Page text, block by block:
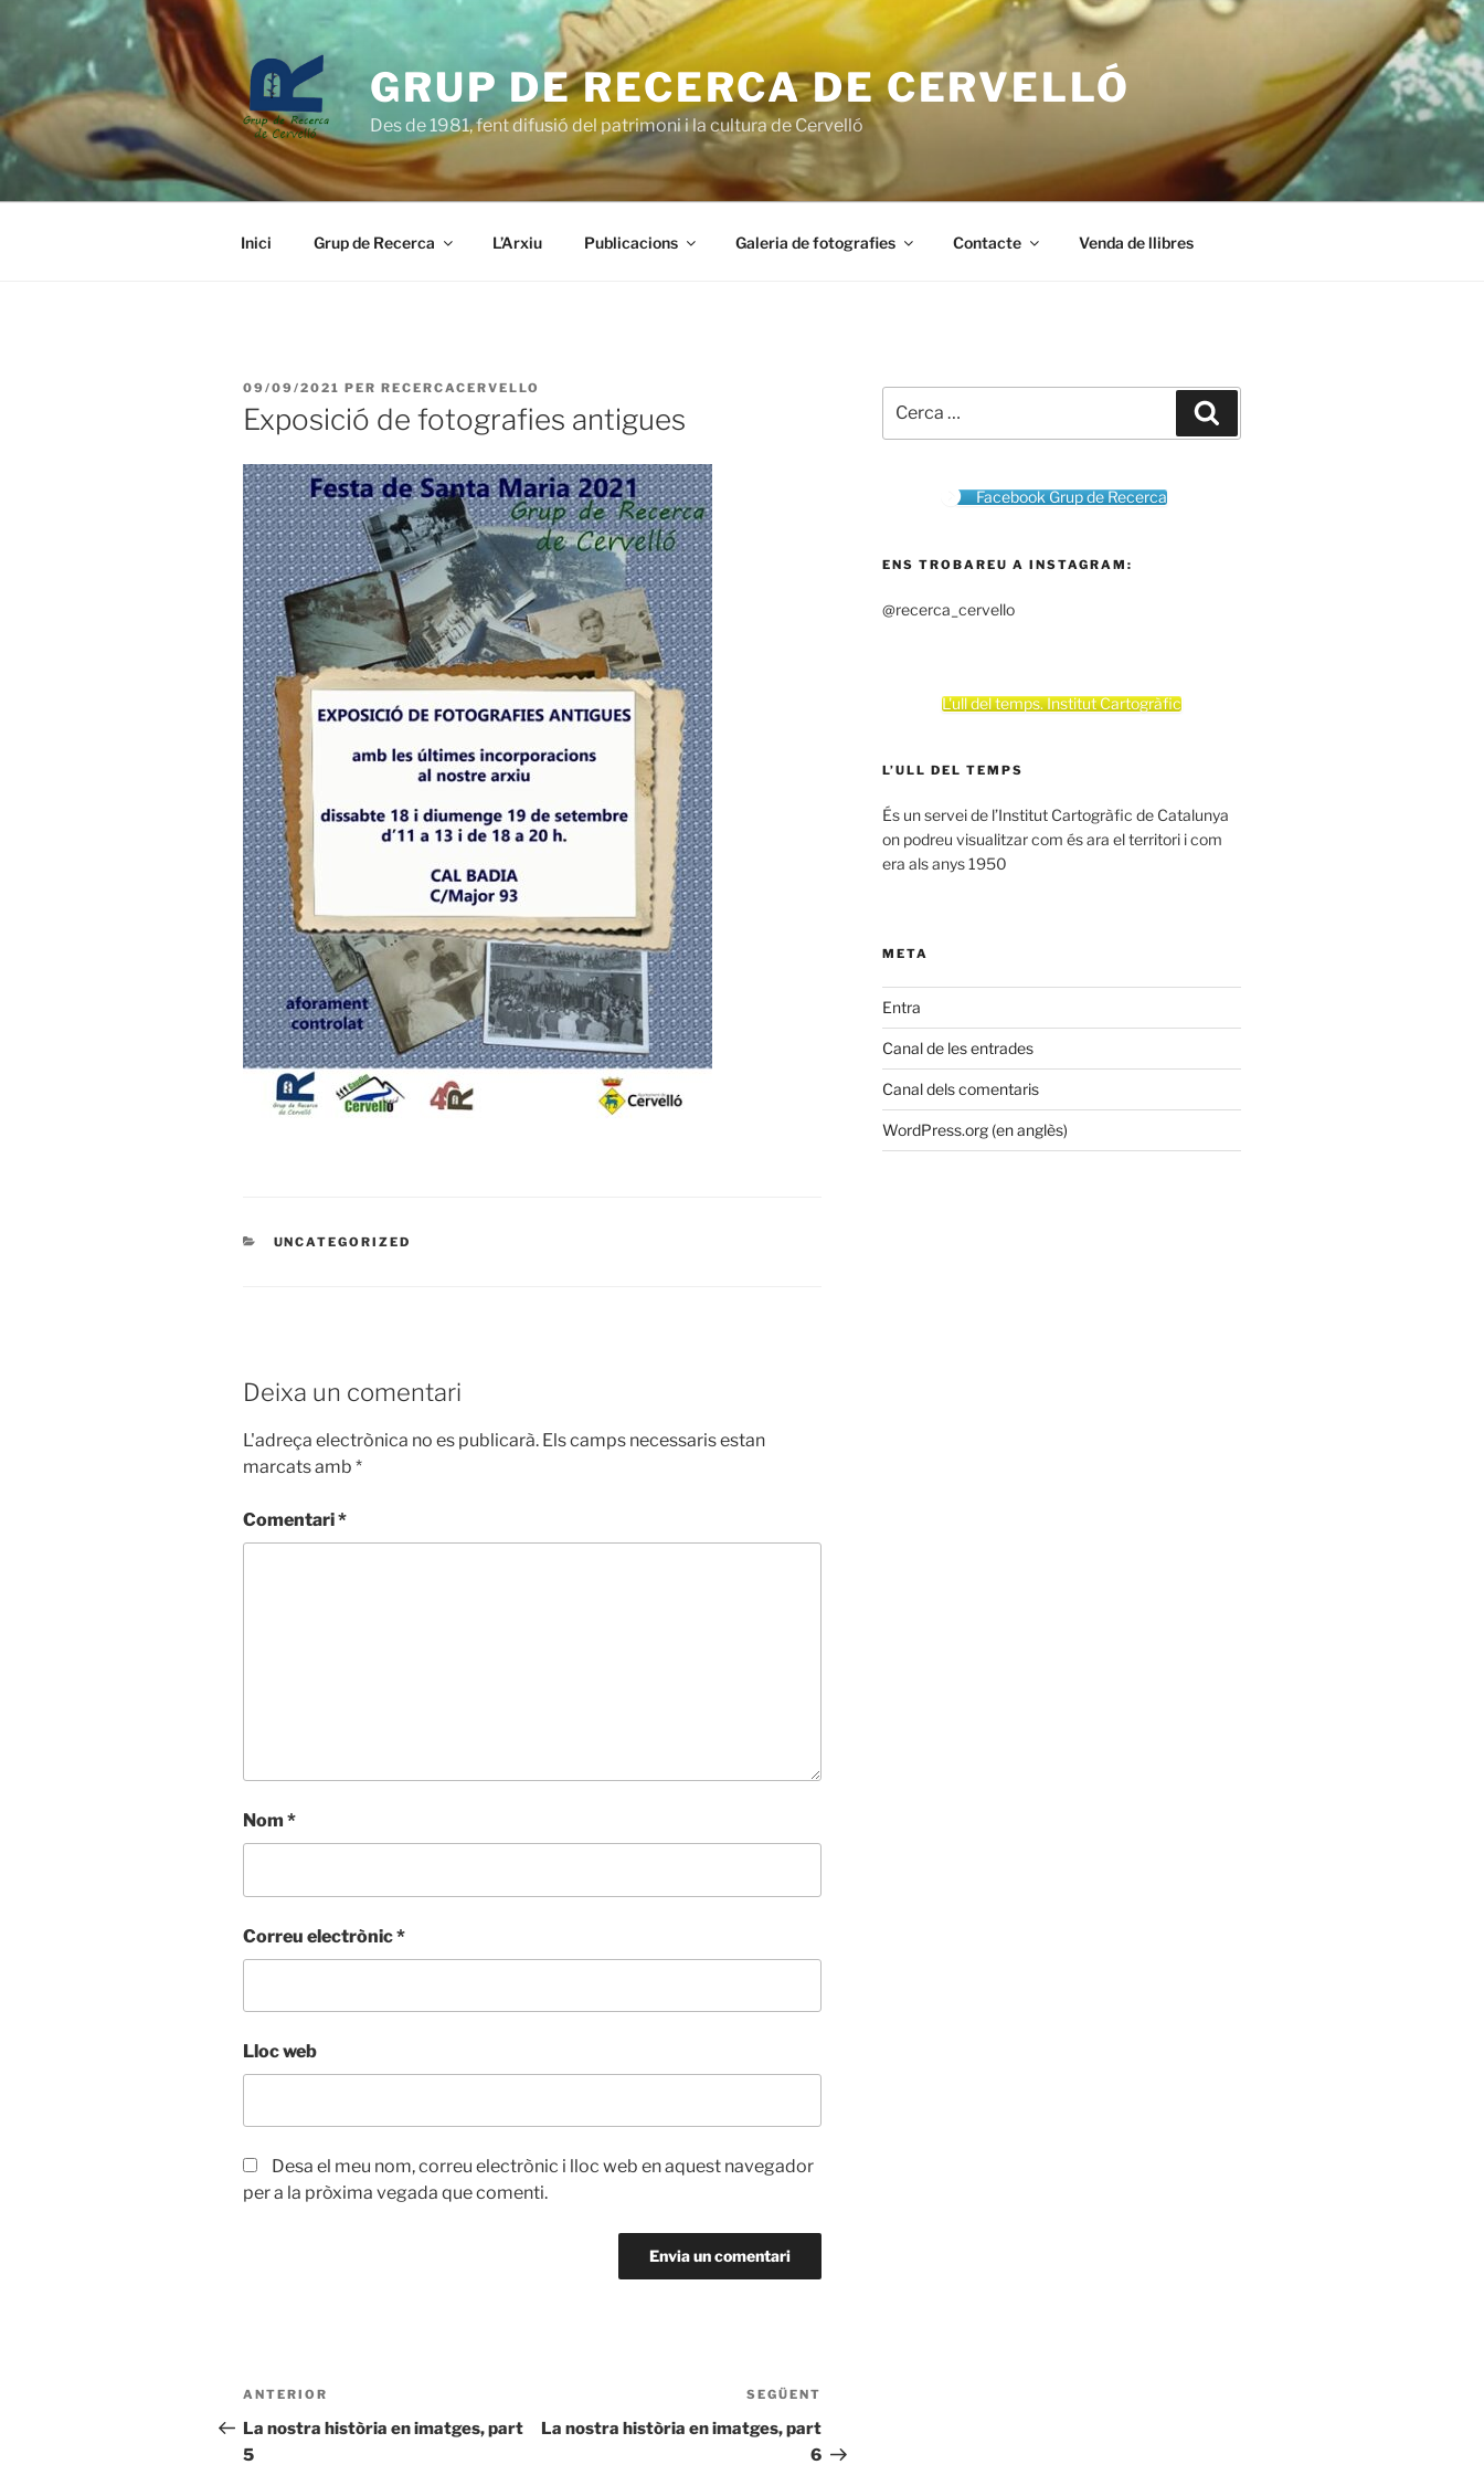
contingut
GRUP DE RECERCA DE CERVELLÓ
Des de 1981, fent difusió del patrimoni i la cultura de Cervelló
Inici Grup de Recerca L’Arxiu Publicacions Galeria de fotografies Contacte Venda de llibres
PUBLICAT
A
09/09/2021 PER RECERCACERVELLO
Exposició de fotografies antigues
CATEGORIES
UNCATEGORIZED
Deixa un comentari
L'adreça electrònica no es publicarà. Els camps necessaris estan
marcats amb *
Comentari*
Nom *
Correu electrònic*
Lloc web
Desa el meu nom, correu electrònic i lloc web en aquest navegador
per a la pròxima vegada que comenti.
Navegació
d'entrades
Entrada
anterior
ANTERIOR
La nostra història en imatges, part
5
següent
SEGÜENT
La nostra història en imatges, part
6
Facebook Grup de Recerca
ENS TROBAREU A INSTAGRAM:
@recerca_cervello
L'ull del temps. Institut Cartogràfic
L’ULL DEL TEMPS
És un servei de l’Institut Cartogràfic de Catalunya
on podreu visualitzar com és ara el territori i com
era als anys 1950
META
Entra
Canal de les entrades
Canal dels comentaris
WordPress.org (en anglès)